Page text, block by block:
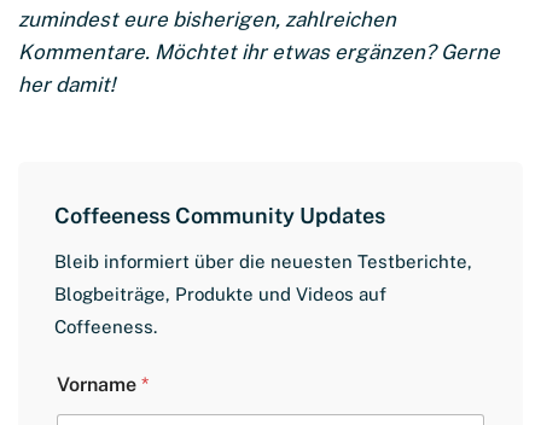
zumindest eure bisherigen, zahlreichen
Kommentare. Möchtet ihr etwas ergänzen? Gerne
her damit!
Coffeeness Community Updates
Bleib informiert über die neuesten Testberichte,
Blogbeiträge, Produkte und Videos auf
Coffeeness.
m
a
Vorname *